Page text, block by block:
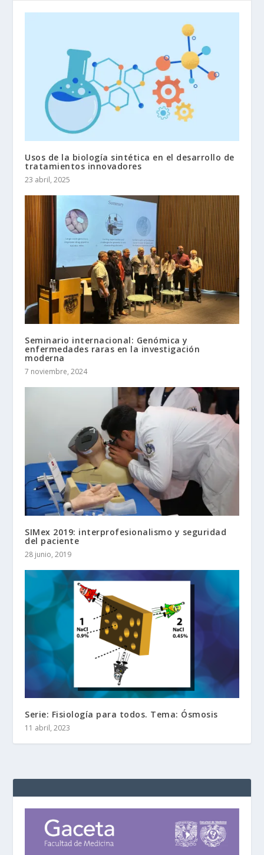
Usos de la biología sintética en el desarrollo de
tratamientos innovadores
23 abril, 2025
Seminario internacional: Genómica y
enfermedades raras en la investigación
moderna
7 noviembre, 2024
SIMex 2019: interprofesionalismo y seguridad
del paciente
28 junio, 2019
Serie: Fisiología para todos. Tema: Ósmosis
11 abril, 2023